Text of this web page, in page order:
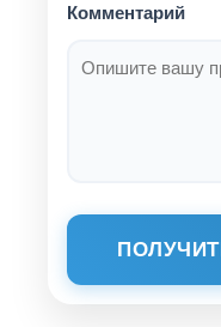
Комментарий